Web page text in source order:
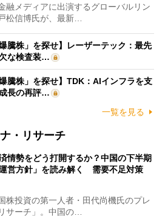
メディアに出演するグローバルリン
松信博氏が、最新…
騰株」を探せ】レーザーテック：最先
な検査装…
騰株」を探せ】TDK：AIインフラを支
長の再評…
一覧を見る
・リサーチ
情勢をどう打開するか？中国の下半期
営方針」を読み解く 需要不足対策
投資の第一人者・田代尚機氏のプレ
サーチ」。中国の…